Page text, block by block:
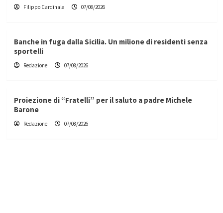
Filippo Cardinale 07/08/2026
Banche in fuga dalla Sicilia. Un milione di residenti senza
sportelli
Redazione 07/08/2026
Proiezione di “Fratelli” per il saluto a padre Michele
Barone
Redazione 07/08/2026